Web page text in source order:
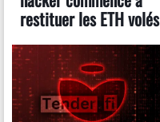
restituer les ETH volés